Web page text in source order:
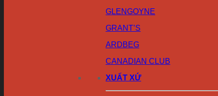
GLENGOYNE
GRANT’S
ARDBEG
CANADIAN CLUB
XUẤT XỨ